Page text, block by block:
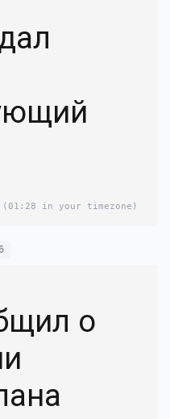
(01:28 in your timezone)
о